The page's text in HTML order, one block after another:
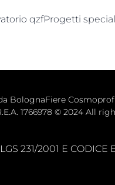
qzfProgetti
BolognaFiere Cosmoprof
1766978 © 2024 All
231/2001 E CODICE